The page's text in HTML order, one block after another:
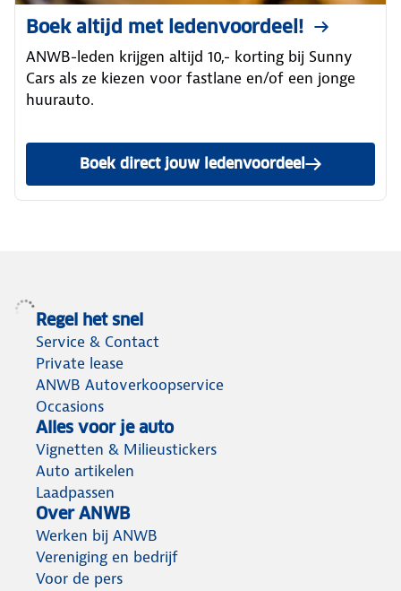
Boek altijd met ledenvoordeel!
ANWB-leden krijgen altijd 10,- korting bij Sunny
Cars als ze kiezen voor fastlane en/of een jonge
huurauto.
Boek direct jouw ledenvoordeel
Regel het snel
Service & Contact
Private lease
ANWB Autoverkoopservice
Occasions
Alles voor je auto
Vignetten & Milieustickers
Auto artikelen
Laadpassen
Over ANWB
Werken bij ANWB
Vereniging en bedrijf
Voor de pers